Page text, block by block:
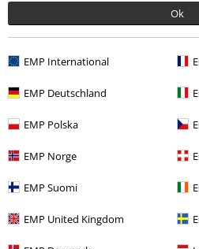
Ok
EMP International
EMP Deutschland
EMP Polska
EMP Norge
EMP Suomi
EMP United Kingdom
dont le prix inclut un don.
Notre Service-clients est à
d'informations
Démarrer le Chat